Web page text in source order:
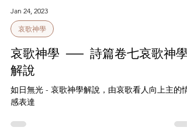
Jan 24, 2023
哀歌神學
哀歌神學 ── 詩篇卷七哀歌神學
解說
感表達